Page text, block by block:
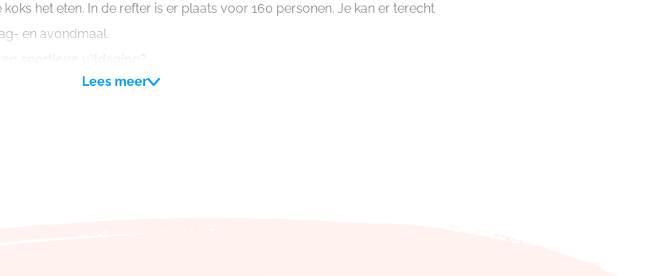
het eten. In de refter is er plaats voor 160 personen. Je kan er terecht
en avondmaal.
is zeker de grootste troef. Een blik op de mogelijkheden: een sporthal,
Lees meer